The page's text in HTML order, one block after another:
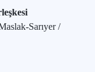
Sarıyer /